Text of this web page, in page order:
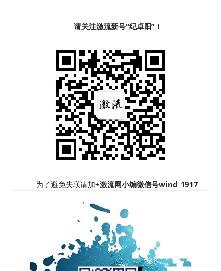
请关注激流新号“纪卓阳”！
为了避免失联请加+激流网小编微信号wind_1917